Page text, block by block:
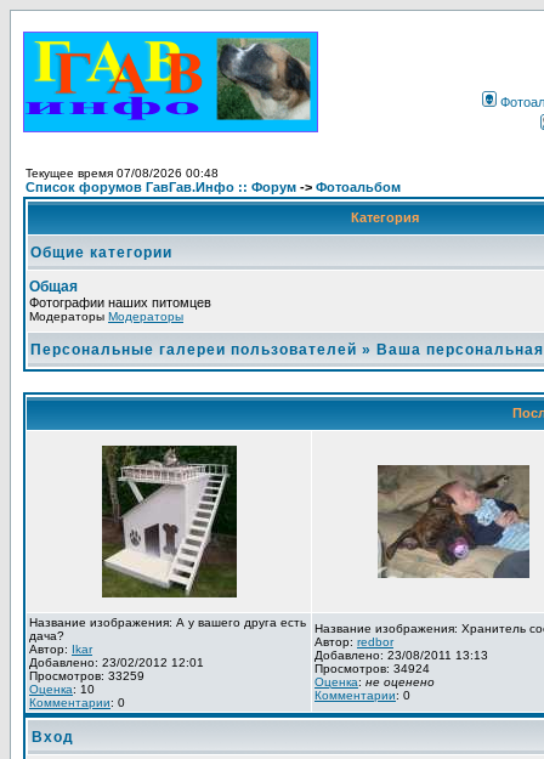
Текущее время 07/08/2026 00:48
Список форумов ГавГав.Инфо :: Форум -> Фотоальбом
Категория
Общие категории
Общая
Фотографии наших питомцев
Модераторы Модераторы
Персональные галереи пользователей » Ваша
Название изображения: А у вашего друга есть
дача?
Автор: Ikar
Добавлено: 23/02/2012 12:01
Просмотров: 33259
Оценка: 10
Комментарии: 0
Название изображения: Хранитель
Автор: redbor
Добавлено: 23/08/2011 13:13
Просмотров: 34924
Оценка: не оценено
Комментарии: 0
Вход